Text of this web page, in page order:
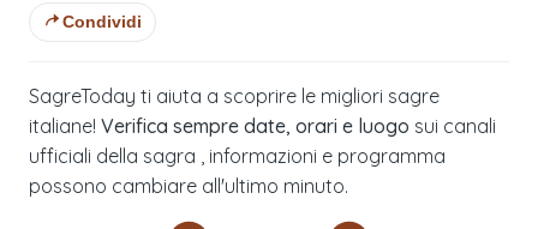
Condividi
SagreToday ti aiuta a scoprire le migliori sagre
italiane! Verifica sempre date, orari e luogo sui canali
ufficiali della sagra , informazioni e programma
possono cambiare all'ultimo minuto.